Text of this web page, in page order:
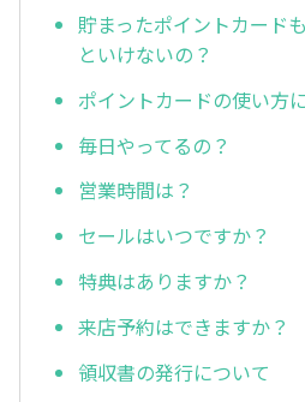
貯まったポイントカード
といけないの？
ポイントカードの使い方
毎日やってるの？
営業時間は？
セールはいつですか？
特典はありますか？
来店予約はできますか？
領収書の発行について